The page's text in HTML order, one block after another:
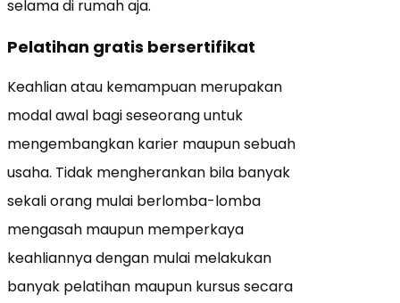
selama di rumah aja.
Pelatihan gratis bersertifikat
Keahlian atau kemampuan merupakan
modal awal bagi seseorang untuk
mengembangkan karier maupun sebuah
usaha. Tidak mengherankan bila banyak
sekali orang mulai berlomba-lomba
mengasah maupun memperkaya
keahliannya dengan mulai melakukan
banyak pelatihan maupun kursus secara